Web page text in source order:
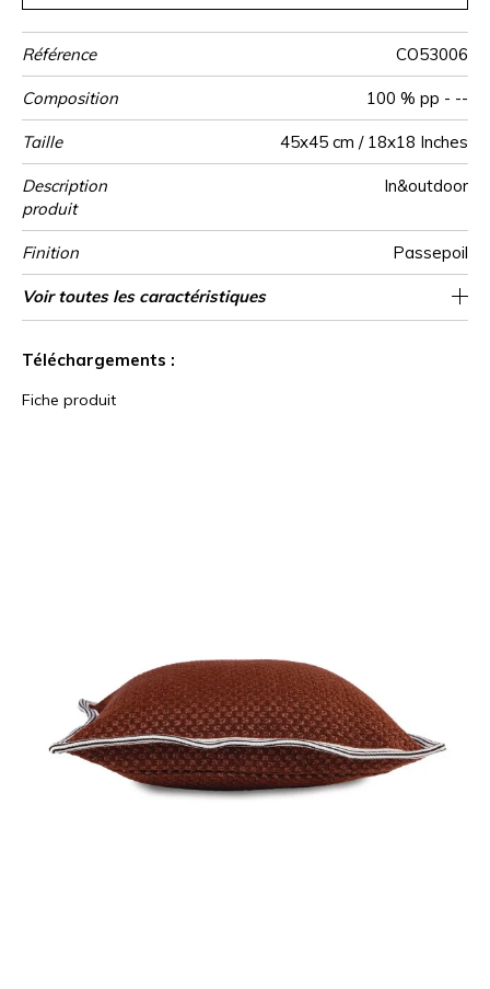
Référence CO53006
Composition 100 % pp - --
Taille 45x45 cm / 18x18 Inches
Description
produit
In&outdoor
Finition Passepoil
Fermeture Zippee invisible
Entretien
Pays d'origine Tunisie
Caractéristiques
Outdoor
Voir toutes les caractéristiques
Téléchargements :
Fiche produit